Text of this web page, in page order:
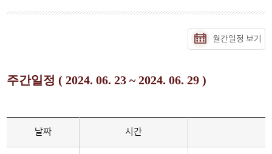
월간일정 보기
주간일정 ( 2024. 06. 23 ~ 2024. 06. 29 )
날짜 시간